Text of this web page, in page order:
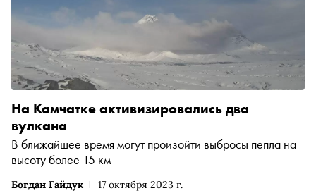
Богдан Гайдук 17 октября 2023 г.
На Камчатке активизировались два
вулкана
В ближайшее время могут произойти выбросы пепла на
высоту более 15 км